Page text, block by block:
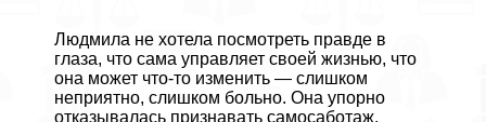
Людмила не хотела посмотреть правде в
глаза, что сама управляет своей жизнью, что
она может что-то изменить — слишком
неприятно, слишком больно. Она упopно
отказывалась признавать самосаботаж,